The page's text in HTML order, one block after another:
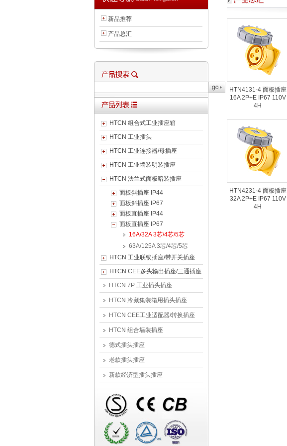
新品推荐
产品总汇
HTCN 组合式工业插座箱
HTCN 工业插头
HTCN 工业连接器/母插座
HTCN 工业墙装明装插座
HTCN 法兰式面板暗装插座
面板斜插座 IP44
面板斜插座 IP67
面板直插座 IP44
面板直插座 IP67
16A/32A 3芯/4芯/5芯
63A/125A 3芯/4芯/5芯
HTCN 工业联锁插座/带开关插座
HTCN CEE多头输出插座/三通插座
HTCN 7P 工业插头插座
HTCN 冷藏集装箱用插头插座
HTCN CEE工业适配器/转换插座
HTCN 组合墙装插座
德式插头插座
老款插头插座
新款经济型插头插座
HTN4131-4 面板插座
16A 2P+E IP67 110V
4H
HTN4231-4 面板插座
32A 2P+E IP67 110V
4H